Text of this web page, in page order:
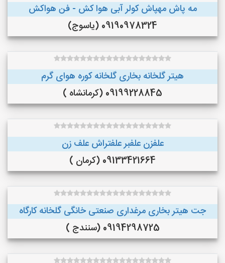
مه پاش مهپاش کولر آبی هوا کش - فن هواکش
09190978324 (یاسوج)
هیتر گلخانه بخاری گلخانه کوره هوای گرم
09199228845 (کرمانشاه )
علفزن علفبر علفتراش علف زن
09133421664 (کرمان )
جت هیتر بخاری مرغداری صنعتی خانگی گلخانه کارگاه
09194298725 (سنندج )